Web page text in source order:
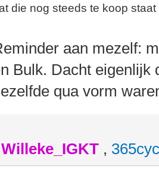
die nog steeds te koop
aan mezelf:
Bulk. Dacht eigenlijk
qua vorm
Willeke_IGKT ,